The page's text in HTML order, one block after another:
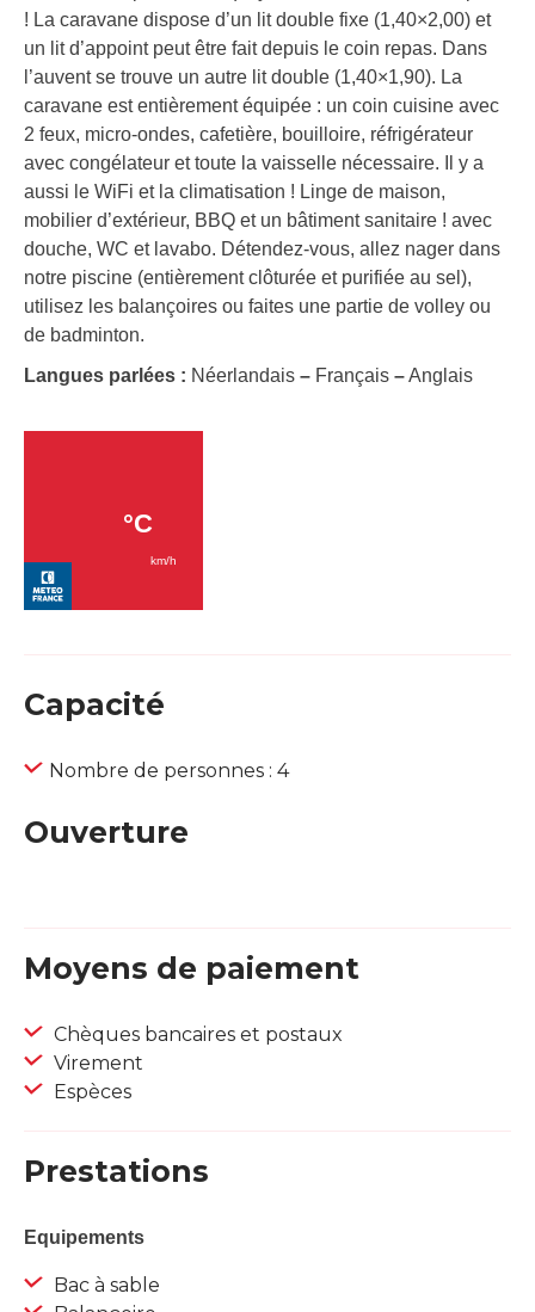
! La caravane dispose d’un lit double fixe (1,40×2,00) et
un lit d’appoint peut être fait depuis le coin repas. Dans
l’auvent se trouve un autre lit double (1,40×1,90). La
caravane est entièrement équipée : un coin cuisine avec
2 feux, micro-ondes, cafetière, bouilloire, réfrigérateur
avec congélateur et toute la vaisselle nécessaire. Il y a
aussi le WiFi et la climatisation ! Linge de maison,
mobilier d’extérieur, BBQ et un bâtiment sanitaire ! avec
douche, WC et lavabo. Détendez-vous, allez nager dans
notre piscine (entièrement clôturée et purifiée au sel),
utilisez les balançoires ou faites une partie de volley ou
de badminton.
Langues parlées : Néerlandais – Français –Anglais
Capacité
Nombre de personnes : 4
Ouverture
Moyens de paiement
Chèques bancaires et postaux
Virement
Espèces
Prestations
Equipements
Bac à sable